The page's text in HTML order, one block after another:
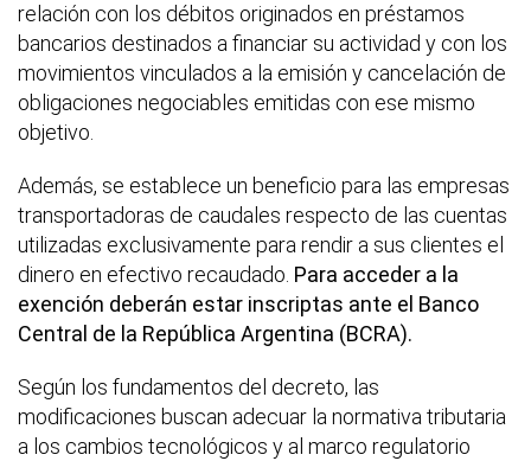
relación con los débitos originados en préstamos
bancarios destinados a financiar su actividad y con los
movimientos vinculados a la emisión y cancelación de
obligaciones negociables emitidas con ese mismo
objetivo.
Además, se establece un beneficio para las empresas
transportadoras de caudales respecto de las cuentas
utilizadas exclusivamente para rendir a sus clientes el
dinero en efectivo recaudado. Para acceder a la
exención deberán estar inscriptas ante el Banco
Central de la República Argentina (BCRA).
Según los fundamentos del decreto, las
modificaciones buscan adecuar la normativa tributaria
a los cambios tecnológicos y al marco regulatorio